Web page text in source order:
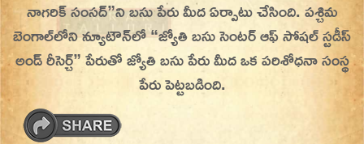
నాగరిక్ సంసద్”ని బసు పేరు మీద ఏర్పాటు చేసింది. పశ్చిమ
బెంగాల్‌లోని న్యూటౌన్‌లో “జ్యోతి బసు సెంటర్ ఆఫ్ సోషల్ స్టడీస్
అండ్ రీసెర్చ్” పేరుతో జ్యోతి బసు పేరు మీద ఒక పరిశోధనా సంస్థ
పేరు పెట్టబడింది.